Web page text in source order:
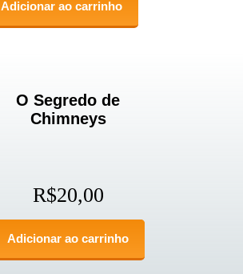
Adicionar ao carrinho
O Segredo de
Chimneys
R$20,00
Adicionar ao carrinho